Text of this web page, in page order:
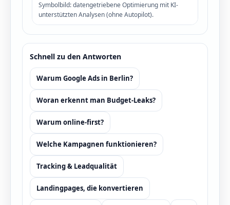
Symbolbild: datengetriebene Optimierung mit KI-
unterstützten Analysen (ohne Autopilot).
Schnell zu den Antworten
Warum Google Ads in Berlin?
Woran erkennt man Budget-Leaks?
Warum online-first?
Welche Kampagnen funktionieren?
Tracking & Leadqualität
Landingpages, die konvertieren